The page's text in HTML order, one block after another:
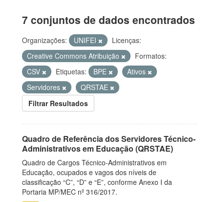
7 conjuntos de dados encontrados
Organizações: UNIFEI
Licenças:
Creative Commons Atribuição
Formatos:
CSV
Etiquetas: BPE
Ativos
Servidores
QRSTAE
Filtrar Resultados
Quadro de Referência dos Servidores Técnico-
Administrativos em Educação (QRSTAE)
Quadro de Cargos Técnico-Administrativos em
Educação, ocupados e vagos dos níveis de
classificação “C”, “D” e “E”, conforme Anexo I da
Portaria MP/MEC nº 316/2017.